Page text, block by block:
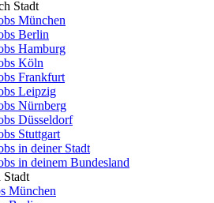
Stadt
München
Berlin
Hamburg
Köln
Frankfurt
Leipzig
Nürnberg
Düsseldorf
Stuttgart
in deiner Stadt
in deinem Bundesland
Stadt
München